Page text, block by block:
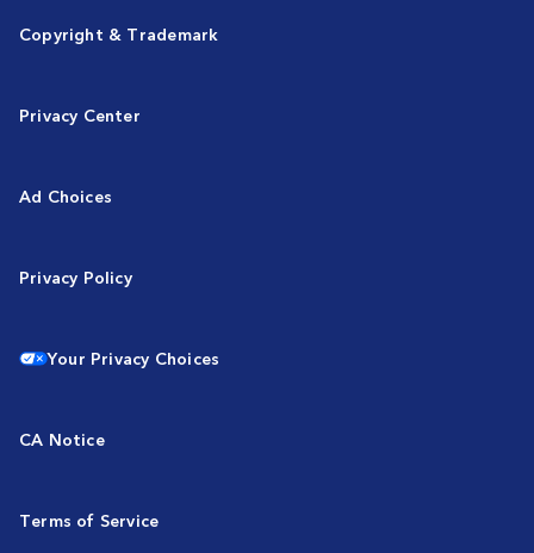
Copyright & Trademark
Privacy Center
Ad Choices
Privacy Policy
Your Privacy Choices
CA Notice
Terms of Service